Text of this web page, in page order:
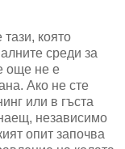
която
среди за
още не е
Ако не сте
или в гъста
независимо
опит започва